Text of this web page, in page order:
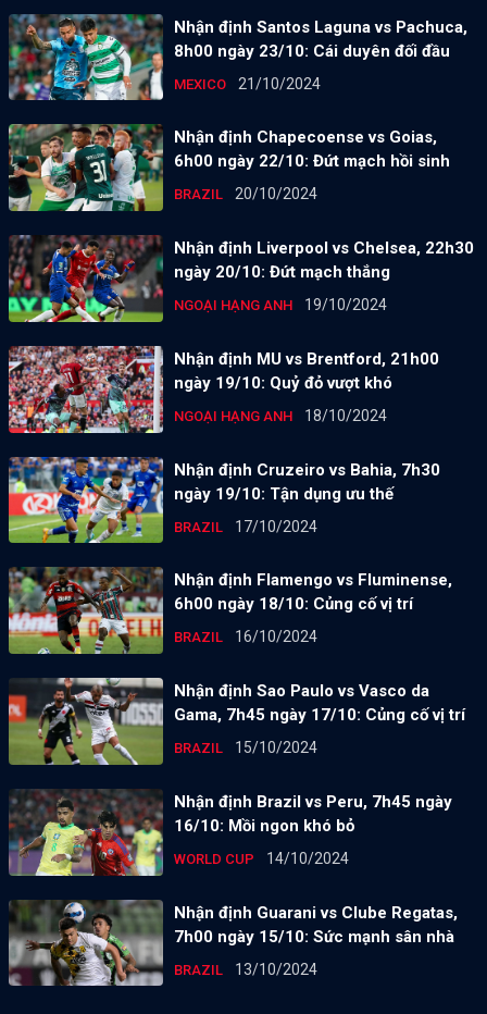
Nhận định Santos Laguna vs Pachuca,
8h00 ngày 23/10: Cái duyên đối đầu
MEXICO 21/10/2024
Nhận định Chapecoense vs Goias,
6h00 ngày 22/10: Đứt mạch hồi sinh
BRAZIL 20/10/2024
Nhận định Liverpool vs Chelsea, 22h30
ngày 20/10: Đứt mạch thắng
NGOẠI HẠNG ANH 19/10/2024
Nhận định MU vs Brentford, 21h00
ngày 19/10: Quỷ đỏ vượt khó
NGOẠI HẠNG ANH 18/10/2024
Nhận định Cruzeiro vs Bahia, 7h30
ngày 19/10: Tận dụng ưu thế
BRAZIL 17/10/2024
Nhận định Flamengo vs Fluminense,
6h00 ngày 18/10: Củng cố vị trí
BRAZIL 16/10/2024
Nhận định Sao Paulo vs Vasco da
Gama, 7h45 ngày 17/10: Củng cố vị trí
BRAZIL 15/10/2024
Nhận định Brazil vs Peru, 7h45 ngày
16/10: Mồi ngon khó bỏ
WORLD CUP 14/10/2024
Nhận định Guarani vs Clube Regatas,
7h00 ngày 15/10: Sức mạnh sân nhà
BRAZIL 13/10/2024